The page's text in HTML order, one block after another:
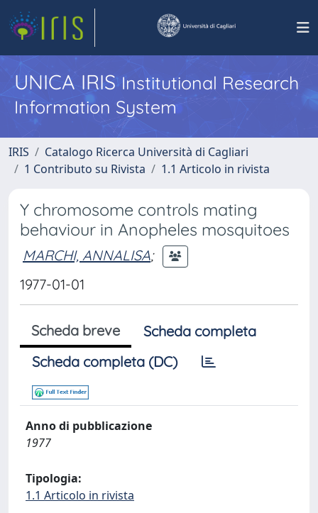
UNICA IRISInstitutional Research
Information System
IRIS
Catalogo Ricerca Università di Cagliari
1 Contributo su Rivista
1.1 Articolo in rivista
Y chromosome controls mating
behaviour in Anopheles mosquitoes
MARCHI, ANNALISA;
1977-01-01
Scheda breve
Scheda completa
Scheda completa (DC)
Anno di pubblicazione
1977
Tipologia:
1.1 Articolo in rivista